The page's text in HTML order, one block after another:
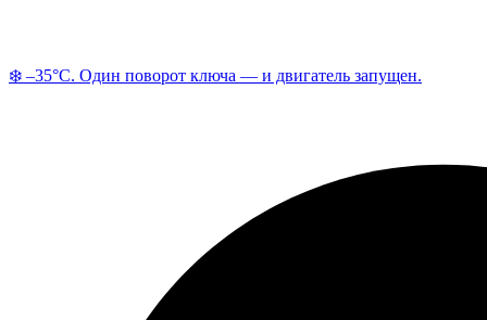
❄️ –35°C. Один поворот ключа — и двигатель запущен.